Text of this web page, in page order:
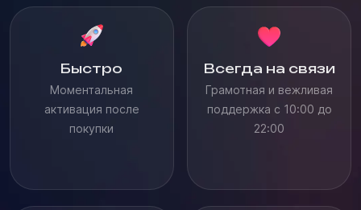
Быстро
Моментальная
активация после
покупки
Всегда на связи
Грамотная и вежливая
поддержка с 10:00 до
22:00